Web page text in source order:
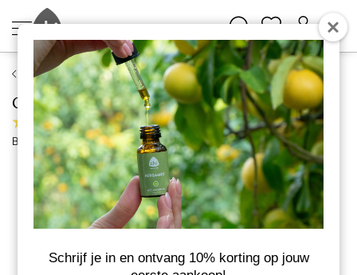
Chi Natural Life
Cisteroos (zonneroos) etherische olie
1 review
Bekijk meer van Chi Natural Life
Schrijf je in en ontvang 10% korting op jouw